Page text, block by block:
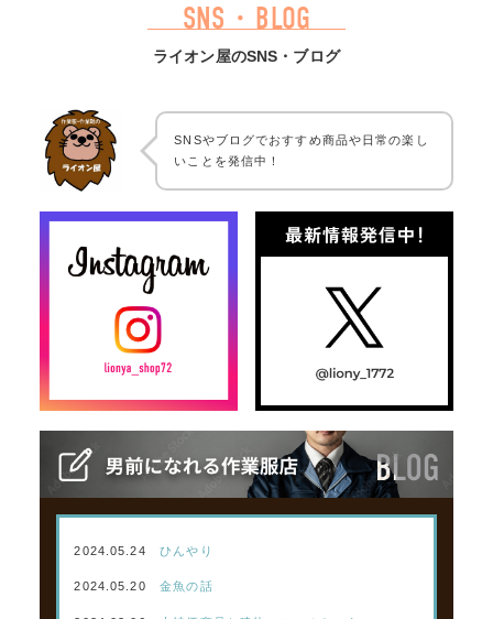
SNS・BLOG
ライオン屋のSNS・ブログ
SNSやブログでおすすめ商品や日常の楽し
いことを発信中！
2024.05.24 ひんやり
2024.05.20 金魚の話